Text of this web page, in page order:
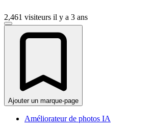
2,461 visiteurs il y a 3 ans
Ajouter un marque-page
Améliorateur de photos IA